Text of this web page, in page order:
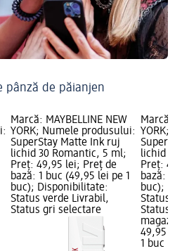
pânză de păianjen
Marcă: MAYBELLINE NEW
YORK; Numele produsului:
SuperStay Matte Ink ruj
lichid 30 Romantic, 5 ml;
Preț: 49,95 lei; Preț de
bază: 1 buc (49,95 lei pe 1
buc); Disponibilitate:
Status verde Livrabil,
Status gri selectare
Marcă:
YORK;
lichid 50
Preț:
bază: 1
buc);
Status
Status
49,95 lei
1 buc